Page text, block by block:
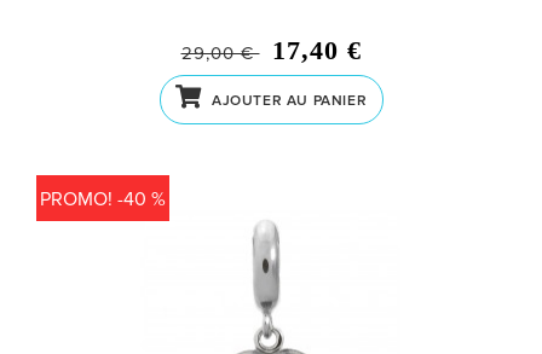
29,00 € 17,40 €
AJOUTER AU PANIER
PROMO! -40 %